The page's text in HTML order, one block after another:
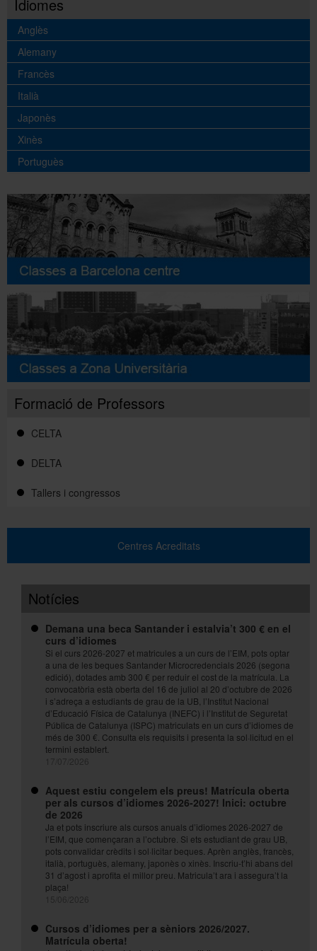
Buscar
Idiomes
Anglès
Alemany
Francès
Italià
Japonès
Xinès
Portuguès
Formació de Professors
CELTA
DELTA
Tallers i congressos
Centres Acreditats
Notícies
Demana una beca Santander i estalvia’t 300 € en el
curs d’idiomes
Si el curs 2026-2027 et matricules a un curs de l’EIM, pots optar
a una de les beques Santander Microcredencials 2026 (segona
edició), dotades amb 300 € per reduir el cost de la matrícula. La
convocatòria està oberta del 16 de juliol al 20 d’octubre de 2026
i s’adreça a estudiants de grau de la UB, l’Institut Nacional
d’Educació Física de Catalunya (INEFC) i l’Institut de Seguretat
Pública de Catalunya (ISPC) matriculats en un curs d’idiomes de
més de 300 €. Consulta els requisits i presenta la sol·licitud en el
termini establert.
Aquest estiu congelem els preus! Matrícula oberta
per als cursos d’idiomes 2026-2027! Inici: octubre
de 2026
Ja et pots inscriure als cursos anuals d’idiomes 2026-2027 de
l’EIM, que començaran a l’octubre. Si ets estudiant de grau UB,
pots convalidar crèdits i sol·licitar beques. Aprèn anglès, francès,
italià, portuguès, alemany, japonès o xinès. Inscriu-t’hi abans del
31 d’agost i aprofita el millor preu. Matricula’t ara i assegura’t la
plaça!
Cursos d’idiomes per a sèniors 2026/2027.
Matrícula oberta!